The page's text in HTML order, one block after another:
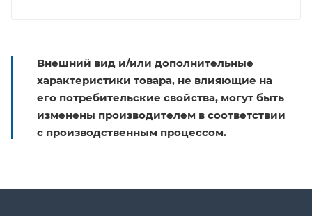
Внешний вид и/или дополнительные
характеристики товара, не влияющие на
его потребительские свойства, могут быть
изменены производителем в соответствии
с производственным процессом.